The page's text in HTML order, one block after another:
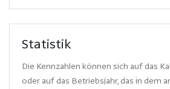
Statistik
Die Kennzahlen können sich auf das
oder auf das Betriebsjahr, das in dem